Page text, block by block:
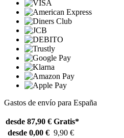
Gastos de envío para España
desde 87,90 € Gratis*
desde 0,00 € 9,90 €